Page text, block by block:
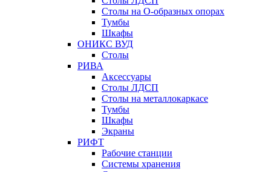
Столы на О-образных опорах
Тумбы
Шкафы
ОНИКС ВУД
Столы
РИВА
Аксессуары
Столы ЛДСП
Столы на металлокаркасе
Тумбы
Шкафы
Экраны
РИФТ
Рабочие станции
Системы хранения